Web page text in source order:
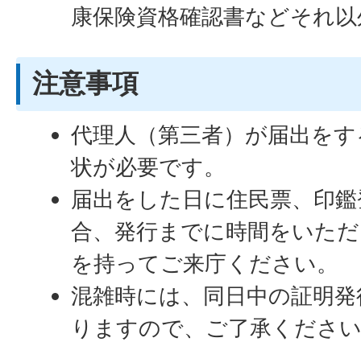
康保険資格確認書などそれ
注意事項
代理人（第三者）が届出を
状が必要です。
届出をした日に住民票、印
合、発行までに時間をいた
を持ってご来庁ください。
混雑時には、同日中の証明
りますので、ご了承くださ